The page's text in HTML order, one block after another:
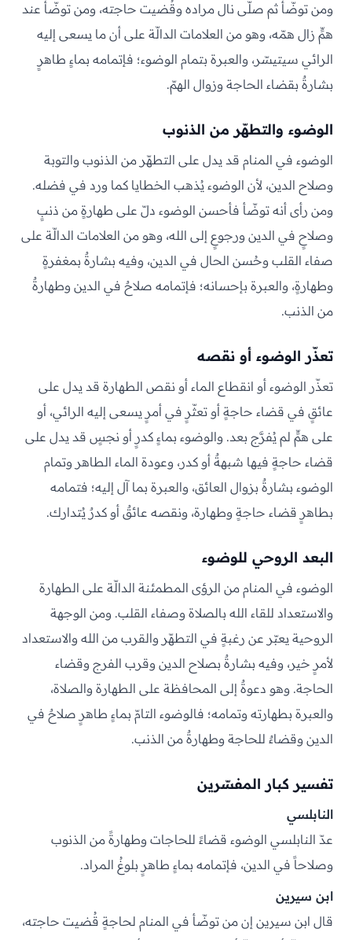
ومن توضّأ ثم صلّى نال مراده وقُضيت حاجته، ومن توضّأ عند
همٍّ زال همّه، وهو من العلامات الدالّة على أن ما يسعى إليه
الرائي سيتيسّر، والعبرة بتمام الوضوء؛ فإتمامه بماءٍ طاهرٍ
بشارةٌ بقضاء الحاجة وزوال الهمّ.
الوضوء والتطهّر من الذنوب
الوضوء في المنام قد يدل على التطهّر من الذنوب والتوبة
وصلاح الدين، لأن الوضوء يُذهب الخطايا كما ورد في فضله.
ومن رأى أنه توضّأ فأحسن الوضوء دلّ على طهارةٍ من ذنبٍ
وصلاحٍ في الدين ورجوعٍ إلى الله، وهو من العلامات الدالّة على
صفاء القلب وحُسن الحال في الدين، وفيه بشارةٌ بمغفرةٍ
وطهارةٍ، والعبرة بإحسانه؛ فإتمامه صلاحٌ في الدين وطهارةٌ
من الذنب.
تعذّر الوضوء أو نقصه
تعذّر الوضوء أو انقطاع الماء أو نقص الطهارة قد يدل على
عائقٍ في قضاء حاجةٍ أو تعثّرٍ في أمرٍ يسعى إليه الرائي، أو
على همٍّ لم يُفرَّج بعد. والوضوء بماءٍ كدرٍ أو نجسٍ قد يدل على
قضاء حاجةٍ فيها شبهةٌ أو كدر، وعودة الماء الطاهر وتمام
الوضوء بشارةٌ بزوال العائق، والعبرة بما آل إليه؛ فتمامه
بطاهرٍ قضاء حاجةٍ وطهارة، ونقصه عائقٌ أو كدرٌ يُتدارك.
البعد الروحي للوضوء
الوضوء في المنام من الرؤى المطمئنة الدالّة على الطهارة
والاستعداد للقاء الله بالصلاة وصفاء القلب. ومن الوجهة
الروحية يعبّر عن رغبةٍ في التطهّر والقرب من الله والاستعداد
لأمرٍ خير، وفيه بشارةٌ بصلاح الدين وقرب الفرج وقضاء
الحاجة. وهو دعوةٌ إلى المحافظة على الطهارة والصلاة،
والعبرة بطهارته وتمامه؛ فالوضوء التامّ بماءٍ طاهرٍ صلاحٌ في
الدين وقضاءٌ للحاجة وطهارةٌ من الذنب.
تفسير كبار المفسّرين
النابلسي
عدّ النابلسي الوضوء قضاءً للحاجات وطهارةً من الذنوب
وصلاحاً في الدين، فإتمامه بماءٍ طاهرٍ بلوغُ المراد.
ابن سيرين
قال ابن سيرين إن من توضّأ في المنام لحاجةٍ قُضيت حاجته،